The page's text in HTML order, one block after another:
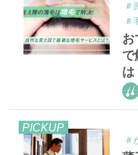
＃
＃
お
で
は
PICKUP
＃